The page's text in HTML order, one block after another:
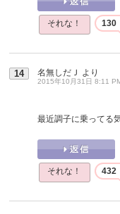
それな！ 130
14 名無しだＪ より
2015年10月31日 8:11
最近調子に乗ってる
それな！ 432